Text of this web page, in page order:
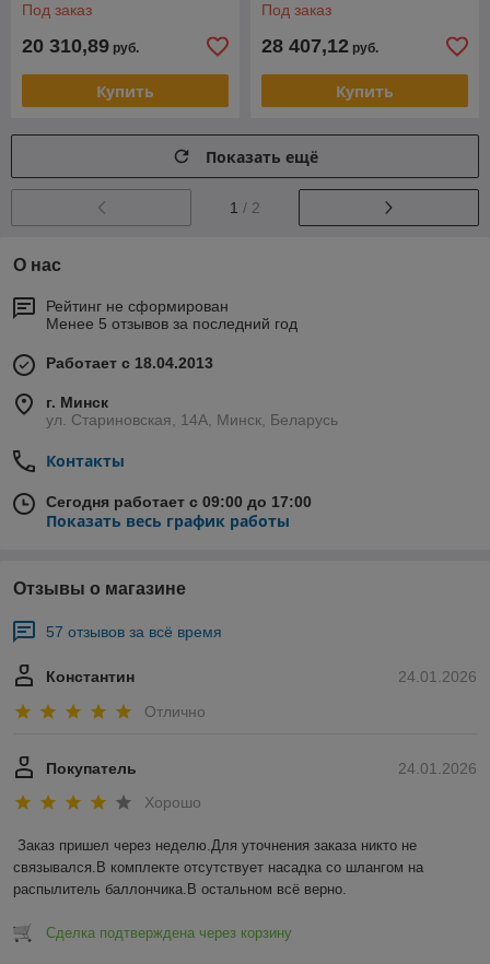
Под заказ
20 310,89 руб.
Купить
Под заказ
28 407,12 руб.
Купить
Показать ещё
1 / 2
О нас
Рейтинг не сформирован
Менее 5 отзывов за последний год
Работает с 18.04.2013
г. Минск
ул. Стариновская, 14А, Минск, Беларусь
Контакты
Сегодня работает с 09:00 до 17:00
Показать весь график работы
Отзывы о магазине
57 отзывов за всё время
24.01.2026
Константин
Отлично
24.01.2026
Покупатель
Хорошо
Заказ пришел через неделю.Для уточнения заказа никто не
связывался.В комплекте отсутствует насадка со шлангом на
распылитель баллончика.В остальном всё верно.
Сделка подтверждена через корзину